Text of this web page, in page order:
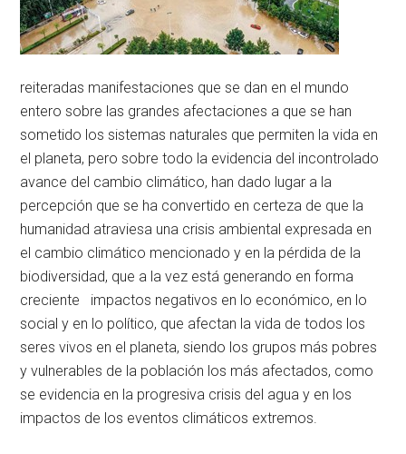
reiteradas manifestaciones que se dan en el mundo
entero sobre las grandes afectaciones a que se han
sometido los sistemas naturales que permiten la vida en
el planeta, pero sobre todo la evidencia del incontrolado
avance del cambio climático, han dado lugar a la
percepción que se ha convertido en certeza de que la
humanidad atraviesa una crisis ambiental expresada en
el cambio climático mencionado y en la pérdida de la
biodiversidad, que a la vez está generando en forma
creciente impactos negativos en lo económico, en lo
social y en lo político, que afectan la vida de todos los
seres vivos en el planeta, siendo los grupos más pobres
y vulnerables de la población los más afectados, como
se evidencia en la progresiva crisis del agua y en los
impactos de los eventos climáticos extremos.